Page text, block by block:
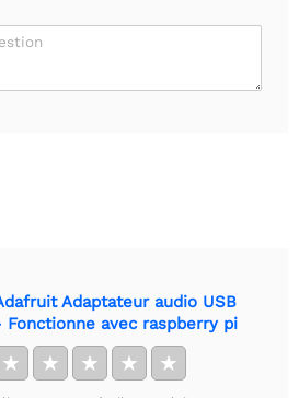
Adaptateur audio USB
Fonctionne avec raspberry pi
★ ★ ★ ★ ★